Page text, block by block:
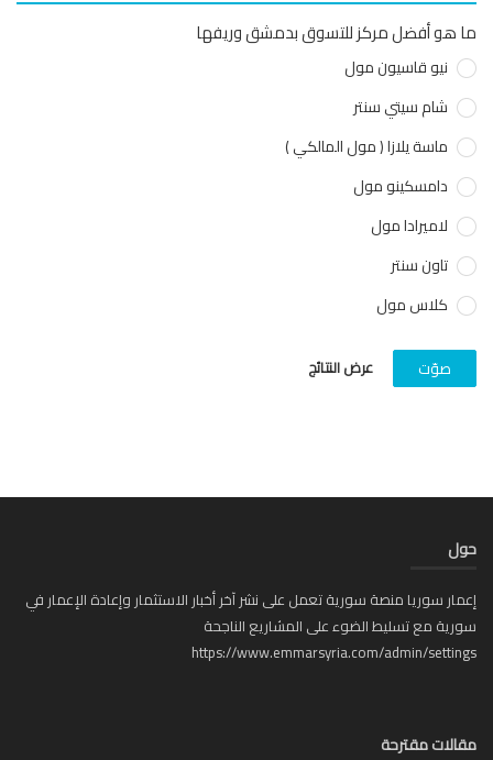
أفضل مركز للتسوق بدمشق وريفها
نيو قاسيون مول
شام سيتي سنتر
ماسة يلازا ( مول المالكي )
دامسكينو مول
لاميرادا مول
تاون سنتر
كلاس مول
عرض النتائج
سوريا منصة سورية تعمل على نشر آخر أخبار الاستثمار وإعادة الإعمار في
مع تسليط الضوء على المشاريع الناجحة
https://www.emmarsyria.com/admin/
مقترحة